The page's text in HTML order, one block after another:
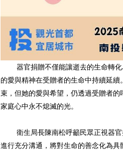
器官捐贈不僅能讓逝去的生命轉化
的愛與精神在受贈者的生命中持續延
束，但她的愛與希望，仍透過受贈者
家庭心中永不熄滅的光。
衛生局長陳南松呼籲民眾正視器官
進行充分溝通，將對生命的善念化為